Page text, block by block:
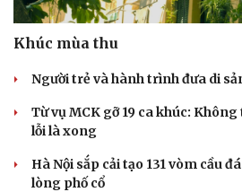
Khúc mùa thu
Người trẻ và hành trình đưa di
Từ vụ MCK gỡ 19 ca khúc:
lỗi là xong
Hà Nội sắp cải tạo 131 vòm cầu
lòng phố cổ